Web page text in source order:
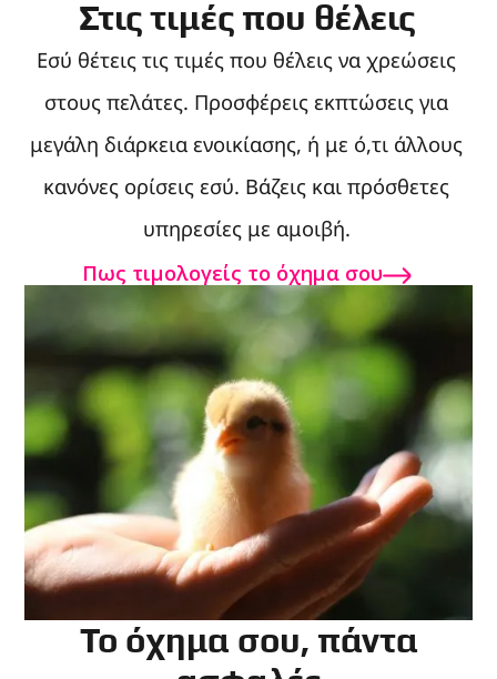
Στις τιμές που θέλεις
Εσύ θέτεις τις τιμές που θέλεις να χρεώσεις
στους πελάτες. Προσφέρεις εκπτώσεις για
μεγάλη διάρκεια ενοικίασης, ή με ό,τι άλλους
κανόνες ορίσεις εσύ. Βάζεις και πρόσθετες
υπηρεσίες με αμοιβή.
Πως τιμολογείς το όχημα σου
Το όχημα σου, πάντα